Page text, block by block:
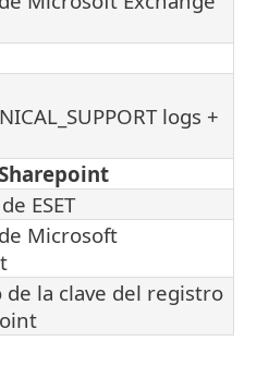
logs +
ESET
Microsoft
de la clave del registro